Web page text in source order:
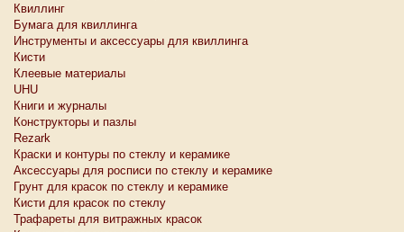
Квиллинг
Бумага для квиллинга
Инструменты и аксессуары для квиллинга
Кисти
Клеевые материалы
UHU
Книги и журналы
Конструкторы и пазлы
Rezark
Краски и контуры по стеклу и керамике
Аксессуары для росписи по стеклу и керамике
Грунт для красок по стеклу и керамике
Кисти для красок по стеклу
Трафареты для витражных красок